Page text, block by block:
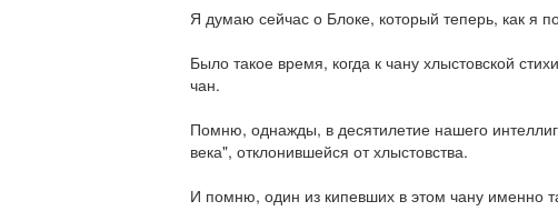
Я думаю сейчас о Блоке, который теперь, как я
Было такое время, когда к чану хлыстовской
чан.
Помню, однажды, в десятилетие нашего
века", отклонившейся от хлыстовства.
И помню, один из кипевших в этом чану именно